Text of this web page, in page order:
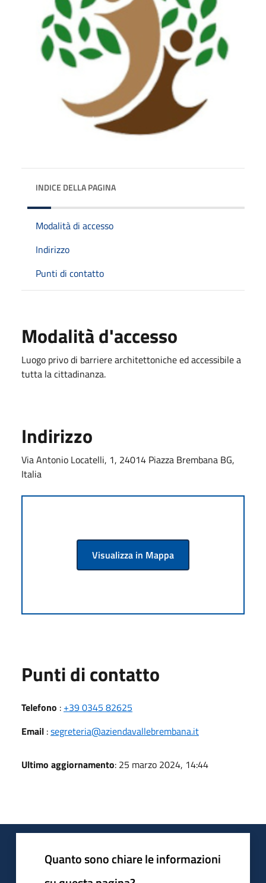
INDICE DELLA PAGINA
Modalità di accesso
Indirizzo
Punti di contatto
Modalità d'accesso
Luogo privo di barriere architettoniche ed accessibile a
tutta la cittadinanza.
Indirizzo
Via Antonio Locatelli, 1, 24014 Piazza Brembana BG,
Italia
Visualizza in Mappa
Punti di contatto
Telefono : +39 0345 82625
Email :segreteria@aziendavallebrembana.it
Ultimo aggiornamento: 25 marzo 2024, 14:44
Quanto sono chiare le informazioni